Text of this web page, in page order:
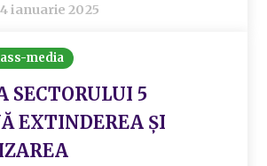
ianuarie 2025
media
SECTORULUI 5
EXTINDEREA ȘI